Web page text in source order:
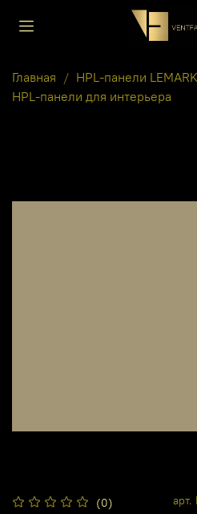
Главная
HPL-панели LEMARK
HPL-панели для интерьера
(0) арт.